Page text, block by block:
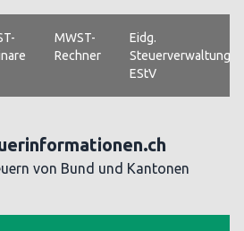
MWST-
Rechner
Eidg.
Steuerverwaltung
EStV
von Bund und Kantonen